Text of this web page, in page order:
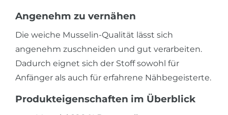
Angenehm zu vernähen
Die weiche Musselin-Qualität lässt sich
angenehm zuschneiden und gut verarbeiten.
Dadurch eignet sich der Stoff sowohl für
Anfänger als auch für erfahrene Nähbegeisterte.
Produkteigenschaften im Überblick